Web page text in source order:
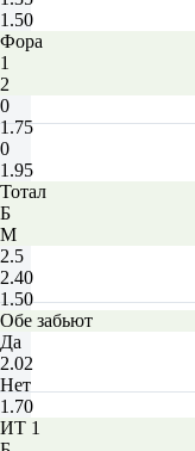
1.50
Фора
1
2
0
1.75
0
1.95
Тотал
Б
М
2.5
2.40
1.50
Обе забьют
Да
2.02
Нет
1.70
ИТ 1